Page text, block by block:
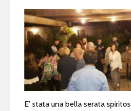
E’ stata una bella serata